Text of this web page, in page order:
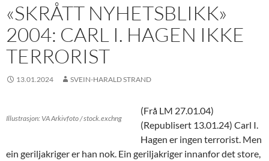
«SKRÅTT NYHETSBLIKK»
2004: CARL I. HAGEN IKKE
TERRORIST
13.01.2024 SVEIN-HARALD STRAND
Illustrasjon: VA Arkivfoto / stock.exchng
(Frå LM 27.01.04)
(Republisert 13.01.24) Carl I.
Hagen er ingen terrorist. Men
ein geriljakriger er han nok. Ein geriljakriger innanfor det store,